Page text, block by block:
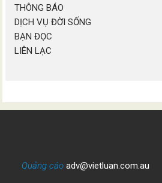
THÔNG BÁO
DỊCH VỤ ĐỜI SỐNG
BẠN ĐỌC
LIÊN LẠC
Quảng cáo adv@vietluan.com.au